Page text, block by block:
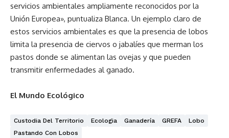
servicios ambientales ampliamente reconocidos por la
Unión Europea», puntualiza Blanca. Un ejemplo claro de
estos servicios ambientales es que la presencia de lobos
limita la presencia de ciervos o jabalíes que merman los
pastos donde se alimentan las ovejas y que pueden
transmitir enfermedades al ganado.
El Mundo Ecológico
Custodia Del Territorio Ecologia Ganadería GREFA
Lobo
Pastando Con Lobos